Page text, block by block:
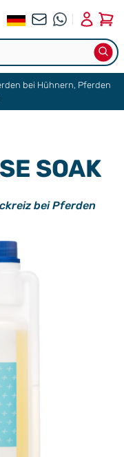
bei Hühnern, Pferden
SOAK
bei Pferden